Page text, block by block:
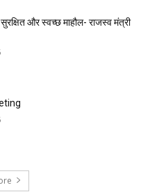
और स्वच्छ माहौल- राजस्व मंत्री